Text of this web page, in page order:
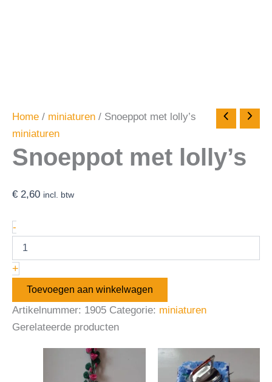
Home / miniaturen / Snoeppot met lolly’s
miniaturen
Snoeppot met lolly’s
€ 2,60 incl. btw
-
+
Toevoegen aan winkelwagen
Artikelnummer: 1905 Categorie: miniaturen
Gerelateerde producten